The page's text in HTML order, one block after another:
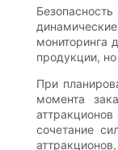
мониторинга
продукции,
При
момента
сочетание